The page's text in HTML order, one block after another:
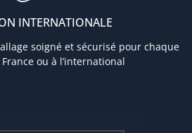
INTERNATIONALE
soigné et sécurisé pour chaque
ou à l’international